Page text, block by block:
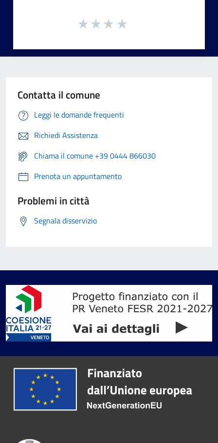
Contatta il comune
Leggi le domande frequenti
Richiedi Assistenza
Chiama il comune +39 0444 866030
Prenota un appuntamento
Problemi in città
Segnala disservizio